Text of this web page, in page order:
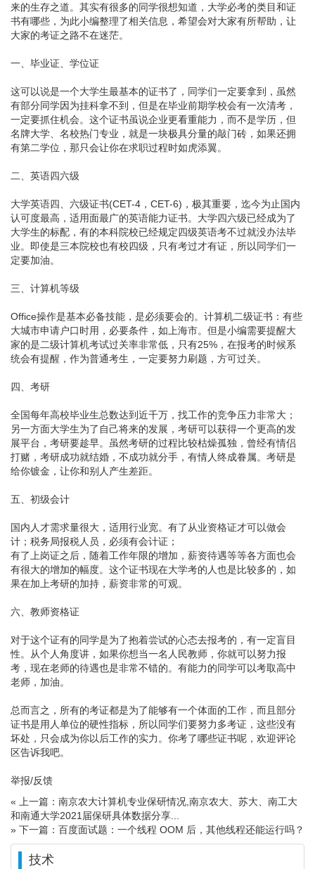
来的生存之道。其实有很多的同学很想知道，大学必考的类目和证
书有哪些，为此小编整理了相关信息，希望会对大家有所帮助，让
大家的考证之路不在迷茫。
一、毕业证、学位证
这可以说是一个大学生最基本的证书了，同学们一定要拿到，虽然
有部分同学因为挂科拿不到，但是在毕业前期学校会有一次清考，
一定要抓住机会。这个证书虽说企业更看重能力，而不是学历，但
名牌大学、名校热门专业，就是一块极具分量的敲门砖，如果还拥
有第二学位，那只会让你在求职过程时如虎添翼。
二、英语四六级
大学英语四、六级证书(CET-4，CET-6)，极其重要，迄今为止国内
认可度最高，适用面最广的英语能力证书。大学四六级已经成为了
大学生的标配，有的本科院校已经规定四级英语考不过就没办法毕
业。即使是三本院校也有校四级，只有考过才有证，所以同学们一
定要加油。
三、计算机等级
Office操作是基本必备技能，是必须要会的。计算机二级证书：有些
大城市申请户口时用，必要条件，如上海市。但是小编需要提醒大
家的是二级计算机考试过关率非常低，只有25%，在报考的时候系
统会有提醒，作为普通考生，一定要努力刷题，方可过关。
四、考研
全国每年高校毕业生总数达到近千万，找工作的竞争压力非常大；
另一方面大学生为了自己将来的发展，考研可以获得一个更高的发
展平台，考研要趁早。虽然考研的过程比较枯燥孤独，曾经有情侣
打赌，考研成功就结婚，不成功就分手，有情人终成眷属。考研是
给你镀金，让你和别人产生差距。
五、初级会计
国内人才需求量很大，适用行业宽。有了从业资格证才可以做会
计；税务局报税人员，必须有会计证；
有了上岗证之后，随着工作年限的增加，薪资待遇等等各方面也会
有很大的增加的幅度。这个证书现在大学考的人也是比较多的，如
果在加上考研的加持，薪资非常的可观。
六、教师资格证
对于这个证有的同学是为了抱着尝试的心态去报考的，有一定盲目
性。从个人角度讲，如果你想当一名人民教师，你就可以努力报
考，现在老师的待遇也是非常不错的。有能力的同学可以考取高中
老师，加油。
总而言之，所有的考证都是为了能够有一个体面的工作，而且部分
证书是用人单位的硬性指标，所以同学们要努力多考证，这些没有
坏处，只会成为你以后工作的实力。你考了哪些证书呢，欢迎评论
区告诉我吧。
举报/反馈
« 上一篇：南京农大计算机专业保研情况,南京农大、苏大、南工大
和南通大学2021届保研具体数据分享...
» 下一篇：百度面试题：一个线程 OOM 后，其他线程还能运行吗？
技术